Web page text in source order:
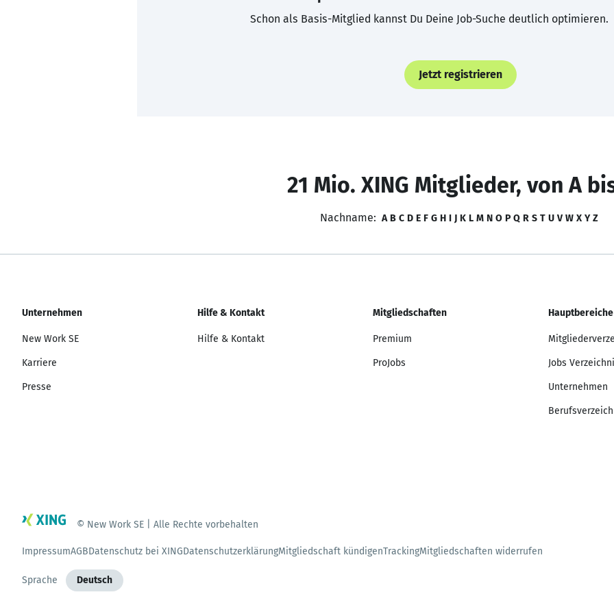
Schon als Basis-Mitglied kannst Du Deine Job-Suche deutlich optimieren.
Jetzt registrieren
21 Mio. XING Mitglieder, von A
Nachname: A B C D E F G H I J K L M N O P Q R S T U V W X Y Z
Unternehmen
New Work SE
Karriere
Presse
Hilfe & Kontakt
Hilfe & Kontakt
Mitgliedschaften
Premium
ProJobs
Hauptbereiche
Jobs
Unternehmen
© New Work SE | Alle Rechte vorbehalten
ImpressumAGBDatenschutz bei XINGDatenschutzerklärungMitgliedschaft kündigenTrackingMitgliedschaften widerrufen
Sprache Deutsch